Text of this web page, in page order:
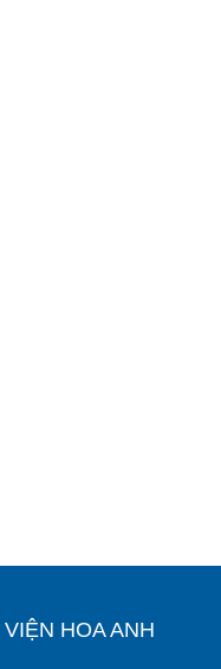
HOA ANH